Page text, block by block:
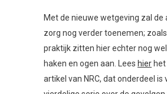
Met de nieuwe wetgeving zal de
zorg nog verder toenemen;
praktijk zitten hier echter nog
haken en ogen aan. Lees hier
artikel van NRC, dat onderdeel is